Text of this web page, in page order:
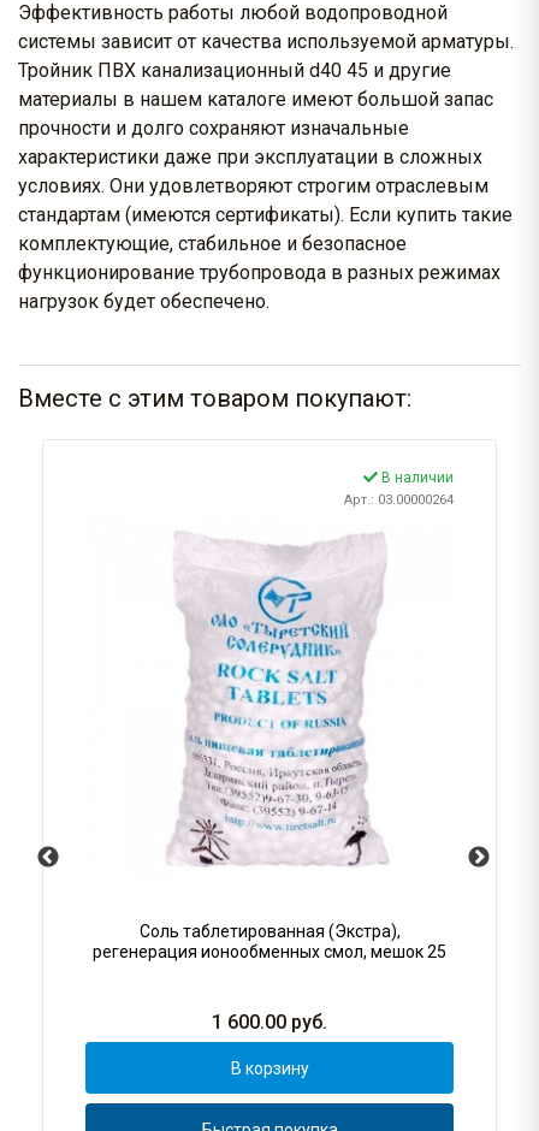
Эффективность работы любой водопроводной
системы зависит от качества используемой арматуры.
Тройник ПВХ канализационный d40 45 и другие
материалы в нашем каталоге имеют большой запас
прочности и долго сохраняют изначальные
характеристики даже при эксплуатации в сложных
условиях. Они удовлетворяют строгим отраслевым
стандартам (имеются сертификаты). Если купить такие
комплектующие, стабильное и безопасное
функционирование трубопровода в разных режимах
нагрузок будет обеспечено.
Вместе с этим товаром покупают:
В наличии
Арт.: 03.00000264
Соль таблетированная (Экстра),
регенерация ионообменных смол, мешок 25
1 600.00 руб.
В корзину